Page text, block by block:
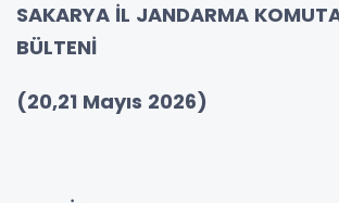
SAKARYA İL JANDARMA
BÜLTENİ
(20,21 Mayıs 2026)